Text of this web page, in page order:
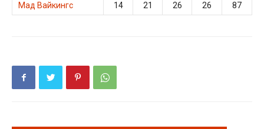
Мад Вайкингс
14 21 26 26 87